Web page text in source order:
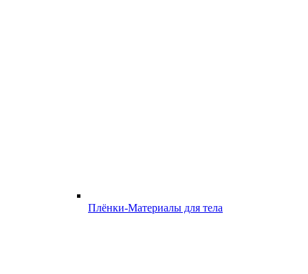
Плёнки-Материалы для тела